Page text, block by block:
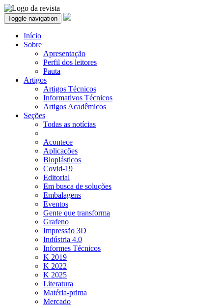
Toggle navigation
Início
Sobre
Apresentação
Perfil dos leitores
Pauta
Artigos
Artigos Técnicos
Informativos Técnicos
Artigos Acadêmicos
Seções
Todas as notícias
Acontece
Aplicações
Bioplásticos
Covid-19
Editorial
Em busca de soluções
Embalagens
Eventos
Gente que transforma
Grafeno
Impressão 3D
Indústria 4.0
Informes Técnicos
K 2019
K 2022
K 2025
Literatura
Matéria-prima
Mercado